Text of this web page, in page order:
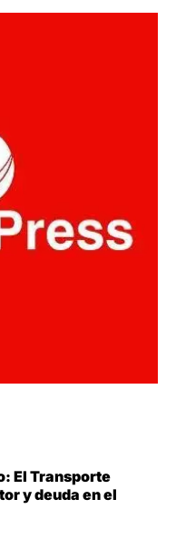
El Transporte
y deuda en el